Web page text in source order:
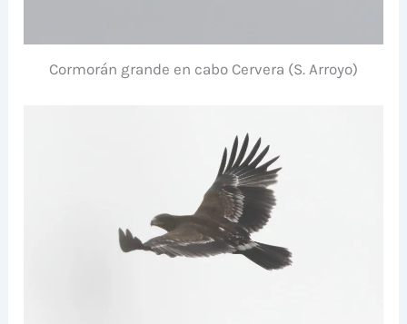
Cormorán grande en cabo Cervera (S. Arroyo)